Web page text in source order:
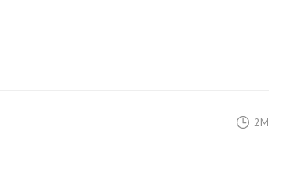
2M